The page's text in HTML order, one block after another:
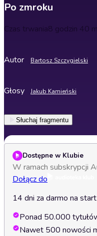
Po zmroku
Czas trwania8 godzin 40
Autor Bartosz Szczygielski
Głosy Jakub Kamieński
Słuchaj fragmentu
Dostępne w Klubie
W ramach subskrypcji
Dołącz do
14 dni za darmo na start
Ponad 50.000
Nawet 500 nowości